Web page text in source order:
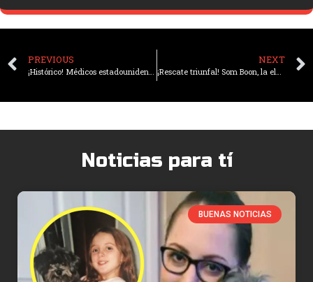
PREVIOUS NEXT
Noticias para tí
BUENAS NOTICIAS